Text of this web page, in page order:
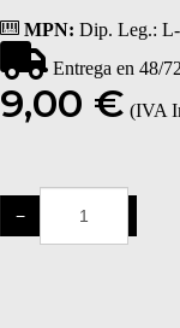
MPN: Dip. Leg.:
Entrega en 48/
9,00 € (IVA
−